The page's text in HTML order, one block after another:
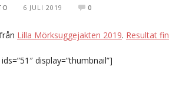
6 JULI 2019 0
Lilla Mörksuggejakten 2019. Resultat
display=”thumbnail”]